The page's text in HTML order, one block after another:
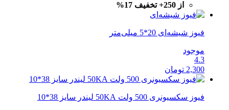
از 250+ تخفیف 17%
فیوز شیشه‌ای 20*5 میلی‌متر
موجود
4.3
2,300 تومان
فیوز سکسیونری 500 ولت 50KA لیندر سایز 38*10